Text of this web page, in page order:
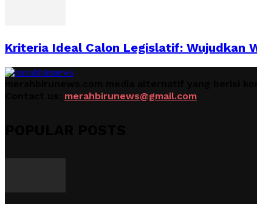
Kriteria Ideal Calon Legislatif: Wujudkan
merahbirunews@gmail.com